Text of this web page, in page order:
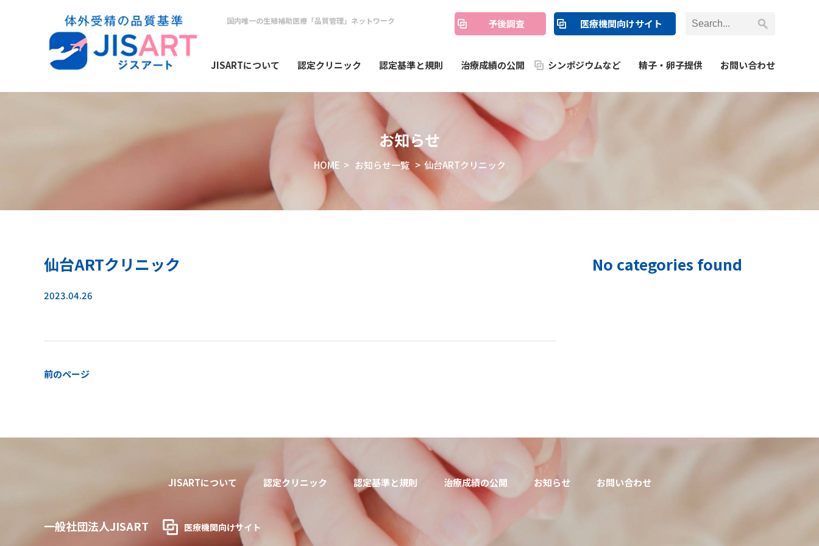
国内唯一の生殖補助医療「品質管理」ネットワーク
JISARTについて 認定クリニック 認定基準と規則 治療成績の公開 シンポジウムなど 精子・卵子提供 お問い合わせ
予後調査 医療機関向けサイト
お知らせ
HOME > お知らせ一覧> 仙台ARTクリニック
仙台ARTクリニック
2023.04.26
前のページ
No categories found
JISARTについて 認定クリニック 認定基準と規則 治療成績の公開 お知らせ お問い合わせ
一般社団法人JISART 医療機関向けサイト